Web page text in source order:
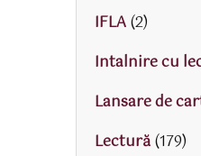
IFLA(2)
Intalnire cu
Lansare de
Lectură(179)